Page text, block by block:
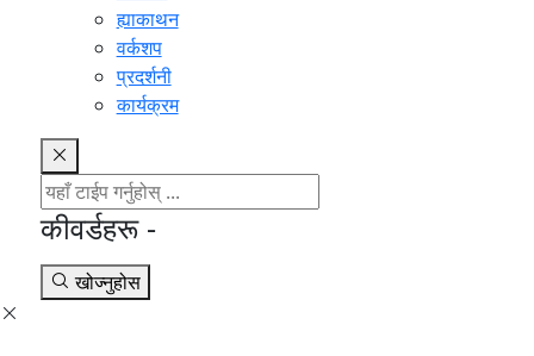
ह्याकाथन
वर्कशप
प्रदर्शनी
कार्यक्रम
कीवर्डहरू -
खोज्नुहोस